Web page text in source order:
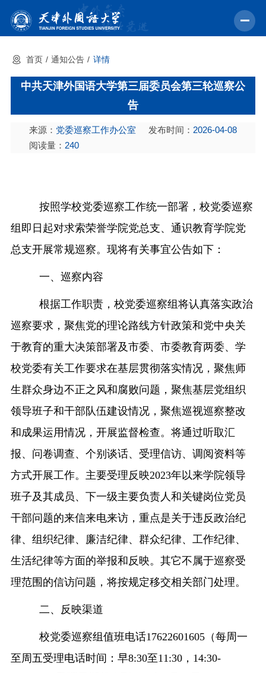
首页
学校概况
机构设置
教育教学
中外交流
招生就业
首页 通知公告 详情
中共天津外国语大学第三届委员会第三轮巡察公
告
来源： 党委巡察工作办公室 发布时间： 2026-04-08
阅读量： 240
按照学校党委巡察工作统一部署，校党委巡察
组即日起对求索荣誉学院党总支、 通识教育学院党
总支开展常规巡察。现将有关事宜公告如下：
一、巡察内容
根据工作职责，校党委巡察组将认真落实政治
巡察要求， 聚焦党的理论路线方针政策和党中央关
于教育的重大决策部署及市委、 市委教育两委、学
校党委有关工作要求在基层贯彻落实情况，聚焦师
生群众身边不正之风和腐败问题，聚焦基层党组织
领导班子和干部队伍建设情况，聚焦巡视巡察整改
和成果运用情况，开展监督检查。将通过听取汇
报、问卷调查、个别谈话、受理信访、调阅资料等
方式开展工作。主要受理反映2023年以来学院领导
班子及其成员、下一级主要负责人和关键岗位党员
干部问题的来信来电来访，重点是关于违反政治纪
律、组织纪律、廉洁纪律、群众纪律、工作纪律、
生活纪律等方面的举报和反映。其它不属于巡察受
理范围的信访问题，将按规定移交相关部门处理。
二、反映渠道
校党委巡察组值班电话17622601605（每周一
至周五受理电话时间：早8:30至11:30，14:30-